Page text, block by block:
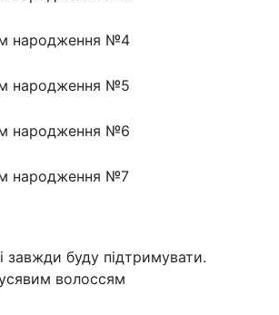
народження №4
народження №5
народження №6
народження №7
завжди буду підтримувати.
волоссям